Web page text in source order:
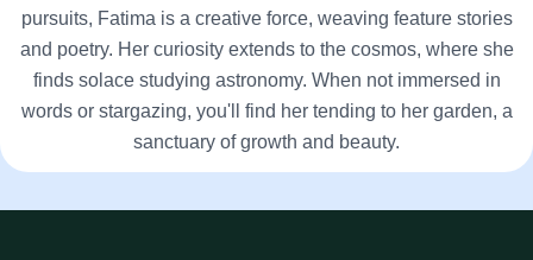
pursuits, Fatima is a creative force, weaving feature stories
and poetry. Her curiosity extends to the cosmos, where she
finds solace studying astronomy. When not immersed in
words or stargazing, you'll find her tending to her garden, a
sanctuary of growth and beauty.